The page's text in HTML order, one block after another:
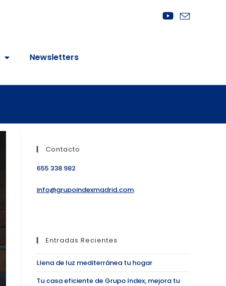
Newsletters
Contacto
655 338 982
info@grupoindexmadrid.com
Entradas Recientes
Llena de luz mediterránea tu hogar
Tu casa eficiente de Grupo Index, mejora tu